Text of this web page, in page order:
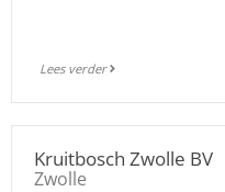
Lees verder
Kruitbosch Zwolle BV
Zwolle